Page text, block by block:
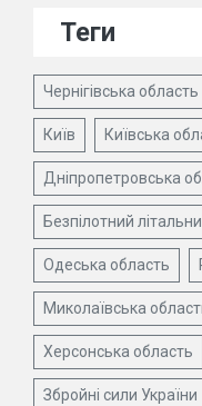
Теги
Чернігівська область
Київ Київська
Дніпропетровська
Безпілотний
Одеська область
Миколаївська
Херсонська область
Збройні сили України